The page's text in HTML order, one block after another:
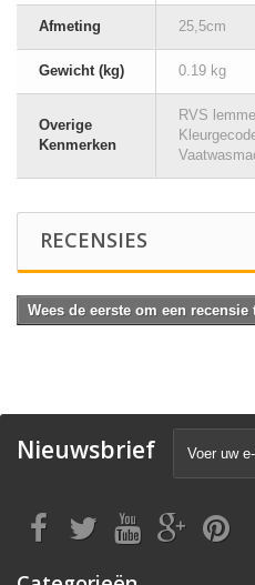
Afmeting 25,5cm
Gewicht (kg) 0.19 kg
Overige
Kenmerken
RVS
RECENSIES
Wees de eerste om een
Nieuwsbrief